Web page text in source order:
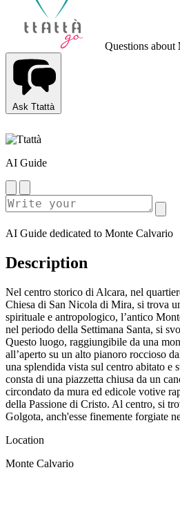
Questions about
Ask Ttattà
AI Guide
AI Guide dedicated to Monte Calvario
Description
Nel centro storico di Alcara, nel
Chiesa di San Nicola di Mira, si trova
spirituale e antropologico, l’antico
nel periodo della Settimana Santa, si
Questo luogo, raggiungibile da una
all’aperto su un alto pianoro roccioso
una splendida vista sul centro abitato e
consta di una piazzetta chiusa da un
circondato da mura ed edicole votive
della Passione di Cristo. Al centro, si
Golgota, anch'esse finemente forgiate
Location
Monte Calvario